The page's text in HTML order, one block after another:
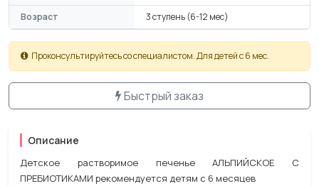
Возраст
3 ступень (6-12 мес)
Проконсультируйтесь со специалистом. Для детей с 6 мес.
Быстрый заказ
Описание
Детское растворимое печенье АЛЬПИЙСКОЕ С
ПРЕБИОТИКАМИ рекомендуется детям с 6 месяцев